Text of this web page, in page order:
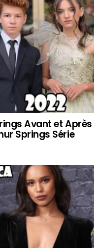
Avant et Après
Springs Série